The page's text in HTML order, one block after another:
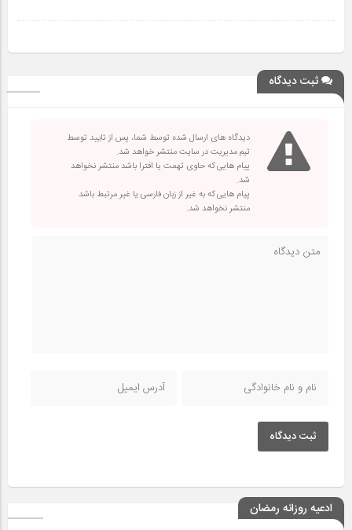
ثبت دیدگاه
دیدگاه های ارسال شده توسط شما، پس از تایید توسط
تیم مدیریت در سایت منتشر خواهد شد.
پیام هایی که حاوی تهمت یا افترا باشد منتشر نخواهد
شد.
پیام هایی که به غیر از زبان فارسی یا غیر مرتبط باشد
منتشر نخواهد شد.
ثبت دیدگاه
ادعیه روزانه رمضان